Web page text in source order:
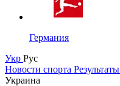
Германия
Укр Рус
Новости спорта Результаты
Украина